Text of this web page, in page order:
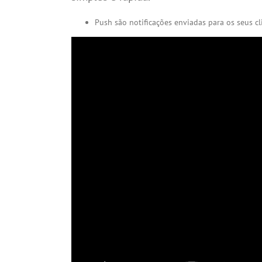
Push são notificações enviadas para os seus